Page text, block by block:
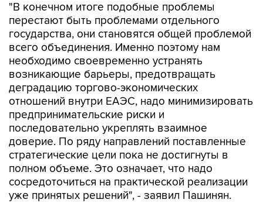
"В конечном итоге подобные проблемы
перестают быть проблемами отдельного
государства, они становятся общей проблемой
всего объединения. Именно поэтому нам
необходимо своевременно устранять
возникающие барьеры, предотвращать
деградацию торгово-экономических
отношений внутри ЕАЭС, надо минимизировать
предпринимательские риски и
последовательно укреплять взаимное
доверие. По ряду направлений поставленные
стратегические цели пока не достигнуты в
полном объеме. Это означает, что надо
сосредоточиться на практической реализации
уже принятых решений", - заявил Пашинян.